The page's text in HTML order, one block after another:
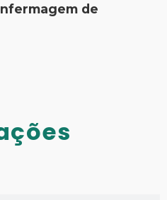
de